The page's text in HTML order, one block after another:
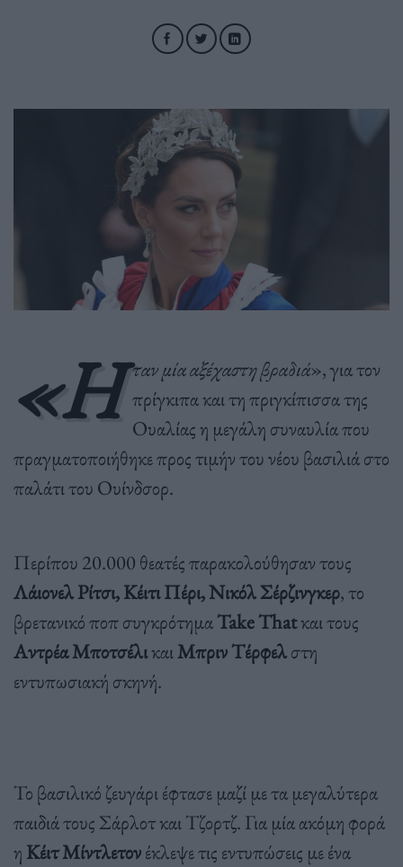
«Η ταν μία αξέχαστη βραδιά», για τον
πρίγκιπα και τη πριγκίπισσα της
Ουαλίας η μεγάλη συναυλία που
πραγματοποιήθηκε προς τιμήν του νέου βασιλιά στο
παλάτι του Ουίνδσορ.
Περίπου 20.000 θεατές παρακολούθησαν τους
Λάιονελ Ρίτσι, Κέιτι Πέρι, Νικόλ Σέρζινγκερ, το
βρετανικό ποπ συγκρότημαTakeThatκαι τους
Αντρέα ΜποτσέλικαιΜπριν Τέρφελστη
εντυπωσιακή σκηνή.
Το βασιλικό ζευγάρι έφτασε μαζί με τα μεγαλύτερα
παιδιά τους Σάρλοτ και Τζορτζ. Για μία ακόμη φορά
η Κέιτ Μίντλετονέκλεψε τις εντυπώσεις με ένα